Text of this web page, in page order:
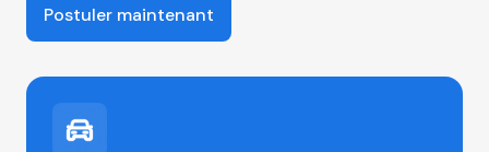
Postuler maintenant